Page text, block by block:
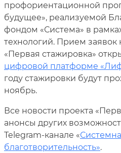
профориентационной
будущее», реализуемой
фондом «Система» в
технологий. Прием заявок
«Первая стажировка»
цифровой платформе
году стажировки будут
ноябрь.
Все новости проекта
анонсы других
Telegram-канале «
благотворительность».